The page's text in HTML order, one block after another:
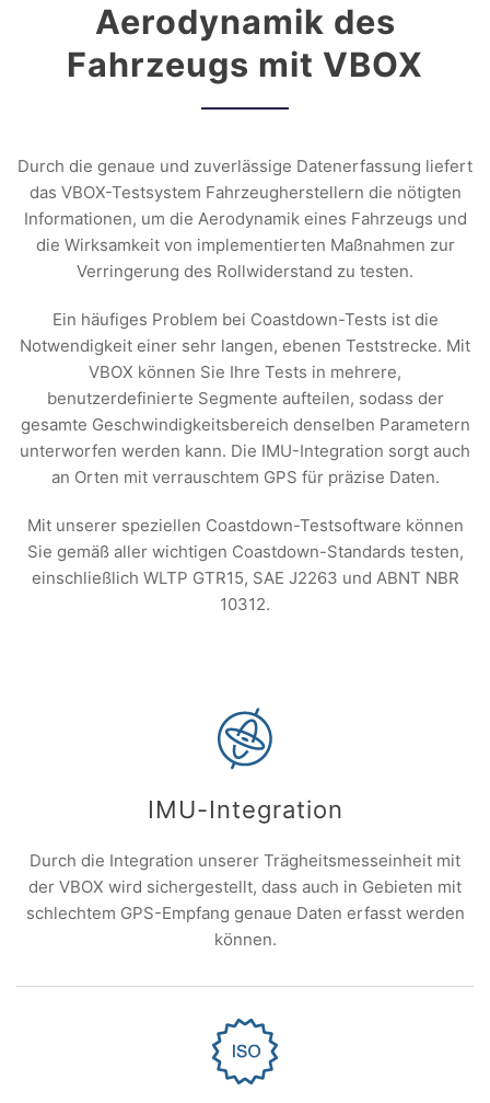
Aerodynamik des
Fahrzeugs mit VBOX
Durch die genaue und zuverlässige Datenerfassung liefert
das VBOX-Testsystem Fahrzeugherstellern die nötigten
Informationen, um die Aerodynamik eines Fahrzeugs und
die Wirksamkeit von implementierten Maßnahmen zur
Verringerung des Rollwiderstand zu testen.
Ein häufiges Problem bei Coastdown-Tests ist die
Notwendigkeit einer sehr langen, ebenen Teststrecke. Mit
VBOX können Sie Ihre Tests in mehrere,
benutzerdefinierte Segmente aufteilen, sodass der
gesamte Geschwindigkeitsbereich denselben Parametern
unterworfen werden kann. Die IMU-Integration sorgt auch
an Orten mit verrauschtem GPS für präzise Daten.
Mit unserer speziellen Coastdown-Testsoftware können
Sie gemäß aller wichtigen Coastdown-Standards testen,
einschließlich WLTP GTR15, SAE J2263 und ABNT NBR
10312.
IMU-Integration
Durch die Integration unserer Trägheitsmesseinheit mit
der VBOX wird sichergestellt, dass auch in Gebieten mit
schlechtem GPS-Empfang genaue Daten erfasst werden
können.